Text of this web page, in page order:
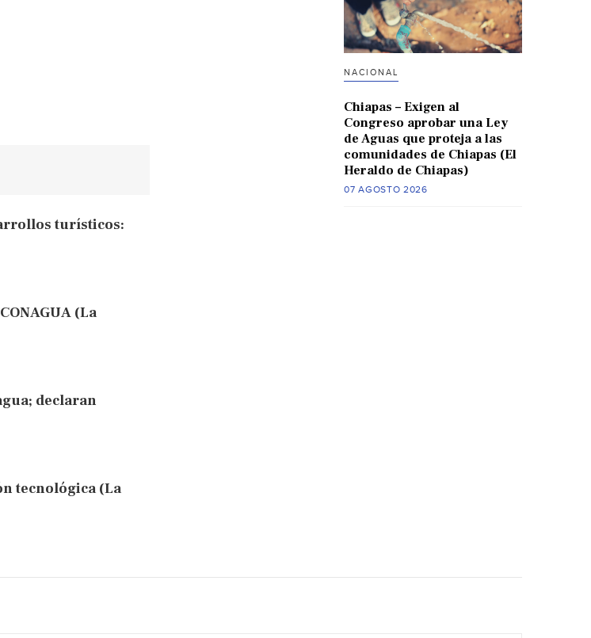
turísticos:
(La
declaran
tecnológica (La
NACIONAL
Chiapas – Exigen al
Congreso aprobar una Ley
de Aguas que proteja a las
comunidades de Chiapas (El
Heraldo de Chiapas)
07 AGOSTO 2026